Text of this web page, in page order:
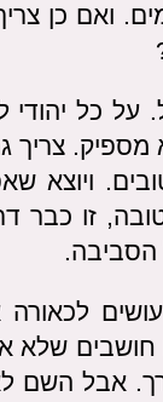
ואם כן
על כל
מספיק.
ויוצא
זו כבר
הסביבה.
שלא
אבל השם